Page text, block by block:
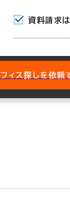
資料請求は
ィス探しを依頼